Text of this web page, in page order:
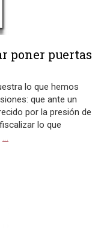
poner puertas
lo que hemos
que ante un
por la presión de
lo que
…